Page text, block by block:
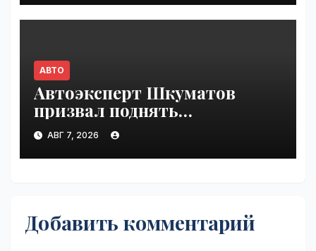
АВТО
Автоэксперт Шкуматов
призвал поднять
разрешённую скорость на
дорогах России | VseTime.ru
АВГ 7, 2026
Добавить комментарий